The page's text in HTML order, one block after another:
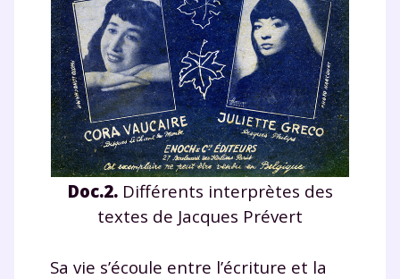
Doc.2.Différents interprètes des
textes de Jacques Prévert
Sa vie s’écoule entre l’écriture et la